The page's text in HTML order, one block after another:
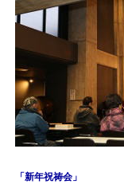
「新年祝祷会」